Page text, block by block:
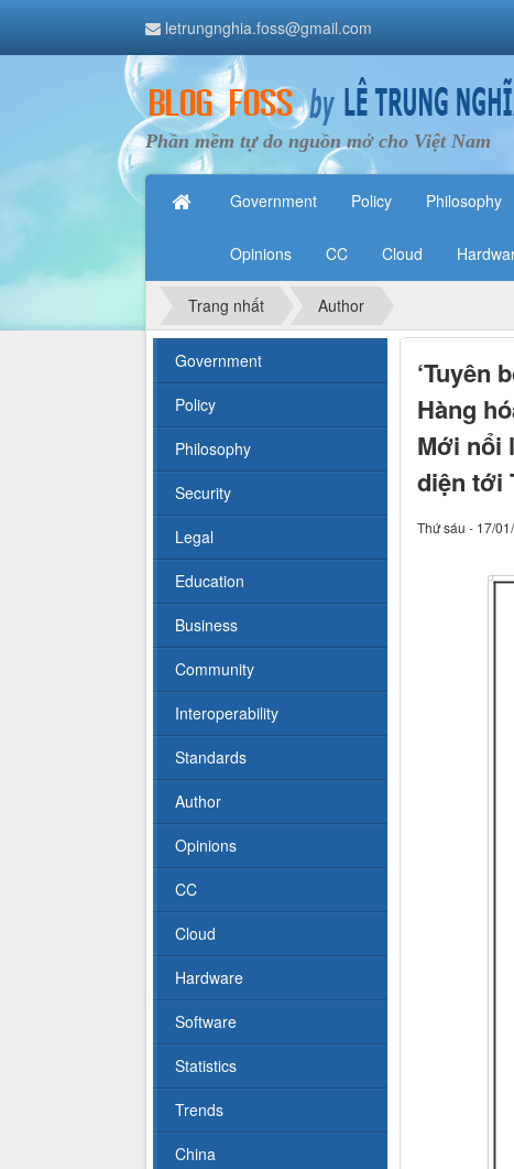
letrungnghia.foss@gmail.com
Phần mềm tự do nguồn mở cho Việt Nam
Government Policy Philosophy
Opinions CC Cloud
Trang nhất Author
‘Tuyên
Hàng
Mới nổi
diện tới
Thứ sáu - 17/
Government
Policy
Philosophy
Security
Legal
Education
Business
Community
Interoperability
Standards
Author
Opinions
CC
Cloud
Hardware
Software
Statistics
Trends
China